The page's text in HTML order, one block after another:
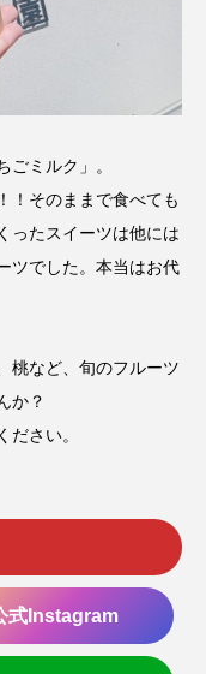
ミルク」。
！そのままで食べても
ったスイーツは他には
ツでした。本当はお代
桃など、旬のフルーツ
か？
さい。
式Instagram